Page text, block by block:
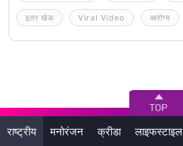
इतर खेळ Viral Video आरोग्य
राष्ट्रीय मनोरंजन क्रीडा लाइफस्टाइल